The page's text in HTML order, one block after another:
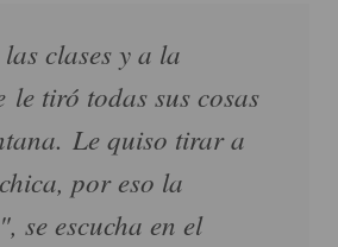
clases y a la
le tiró todas sus cosas
Le quiso tirar a
por eso la
se escucha en el